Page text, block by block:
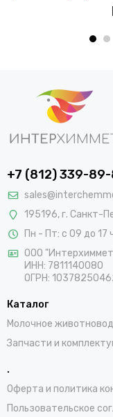
+7 (812) 339-89-
195196, г. Санкт-
Пн - Пт: с 09 до 17
ООО
ИНН: 7811140080
ОГРН:
Каталог
Молочное
Запчасти и
.
Оферта и политика
Пользовательское